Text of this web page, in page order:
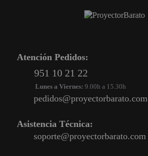
Atención Pedidos:
951 10 21 22
Lunes a Viernes: 9.00h a 15.30h
pedidos@proyectorbarato.com
Asistencia Técnica:
soporte@proyectorbarato.com